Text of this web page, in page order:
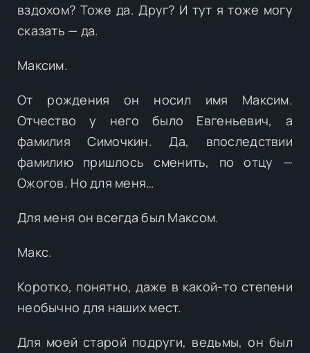
вздохом? Тоже да. Друг? И тут я тоже могу
сказать — да.
Максим.
От рождения он носил имя Максим.
Отчество у него было Евгеньевич, а
фамилия Симочкин. Да, впоследствии
фамилию пришлось сменить, по отцу —
Ожогов. Но для меня…
Для меня он всегда был Максом.
Макс.
Коротко, понятно, даже в какой-то степени
необычно для наших мест.
Для моей старой подруги, ведьмы, он был